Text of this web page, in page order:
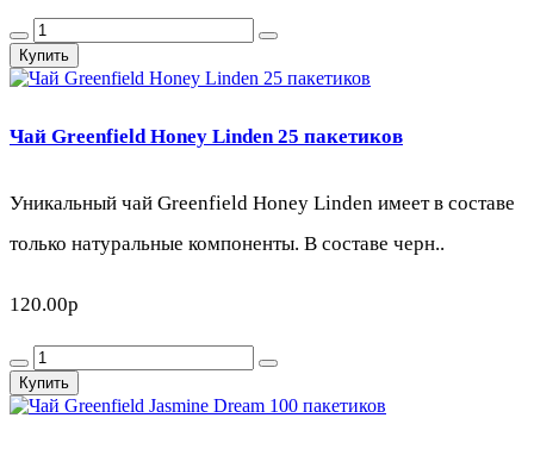
Купить
Чай Greenfield Honey Linden 25 пакетиков
Уникальный чай Greenfield Honey Linden имеет в составе
только натуральные компоненты. В составе черн..
120.00р
Купить